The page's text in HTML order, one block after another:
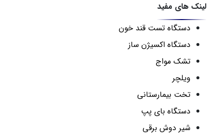
لینک های مفید
دستگاه تست قند خون
دستگاه اکسیژن ساز
تشک مواج
ویلچر
تخت بیمارستانی
دستگاه بای پپ
شیر دوش برقی